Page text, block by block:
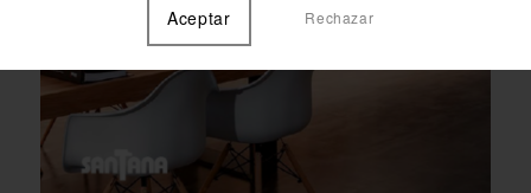
Aceptar Rechazar